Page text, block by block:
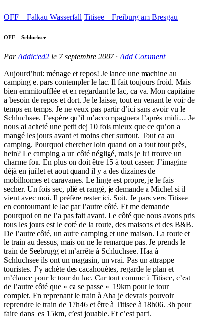
OFF – Falkau Wasserfall Titisee – Freiburg am Bresgau
OFF – Schluchsee
ParAddicted2 le 7 septembre 2007· Add Comment
Aujourd’hui: ménage et repos! Je lance une machine au
camping et pars contempler le lac. Il fait toujours froid. Mais
bien emmitoufflée et en regardant le lac, ca va. Mon capitaine
a besoin de repos et dort. Je le laisse, tout en venant le voir de
temps en temps. Je ne veux pas partir d’ici sans avoir vu le
Schluchsee. J’espère qu’il m’accompagnera l’après-midi… Je
nous ai acheté une petit dej 10 fois mieux que ce qu’on a
mangé les jours avant et moins cher surtout. Tout ca au
camping. Pourquoi chercher loin quand on a tout tout près,
hein? Le camping a un côté négligé, mais je lui trouve un
charme fou. En plus on doit être 15 à tout casser. J’imagine
déjà en juillet et aout quand il y a des dizaines de
mobilhomes et caravanes. Le linge est propre, je le fais
secher. Un fois sec, plié et rangé, je demande à Michel si il
vient avec moi. Il préfère rester ici. Soit. Je pars vers Titisee
en contournant le lac par l’autre côté. Et me demande
pourquoi on ne l’a pas fait avant. Le côté que nous avons pris
tous les jours est le coté de la route, des maisons et des B&B.
De l’autre côté, un autre camping et une maison. La route et
le train au dessus, mais on ne le remarque pas. Je prends le
train de Seebrugg et m’arrête à Schluchsee. Haa à
Schluchsee ils ont un magasin, un vrai. Pas un attrappe
touristes. J’y achète des cacahouètes, regarde le plan et
m’élance pour le tour du lac. Car tout comme à Titisee, c’est
de l’autre côté que « ca se passe ». 19km pour le tour
complet. En reprenant le train à Aha je devrais pouvoir
reprendre le train de 17h46 et être à Titisee à 18h06. 3h pour
faire dans les 15km, c’est jouable. Et c’est parti.